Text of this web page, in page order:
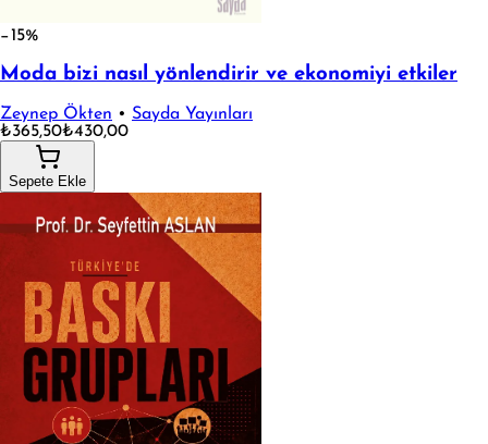
−15%
Moda bizi nasıl yönlendirir ve ekonomiyi etkiler
Zeynep Ökten • Sayda Yayınları
₺365,50₺430,00
Sepete Ekle